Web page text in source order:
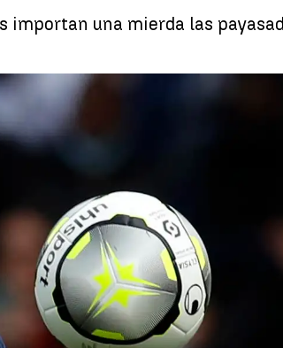
importan una mierda las